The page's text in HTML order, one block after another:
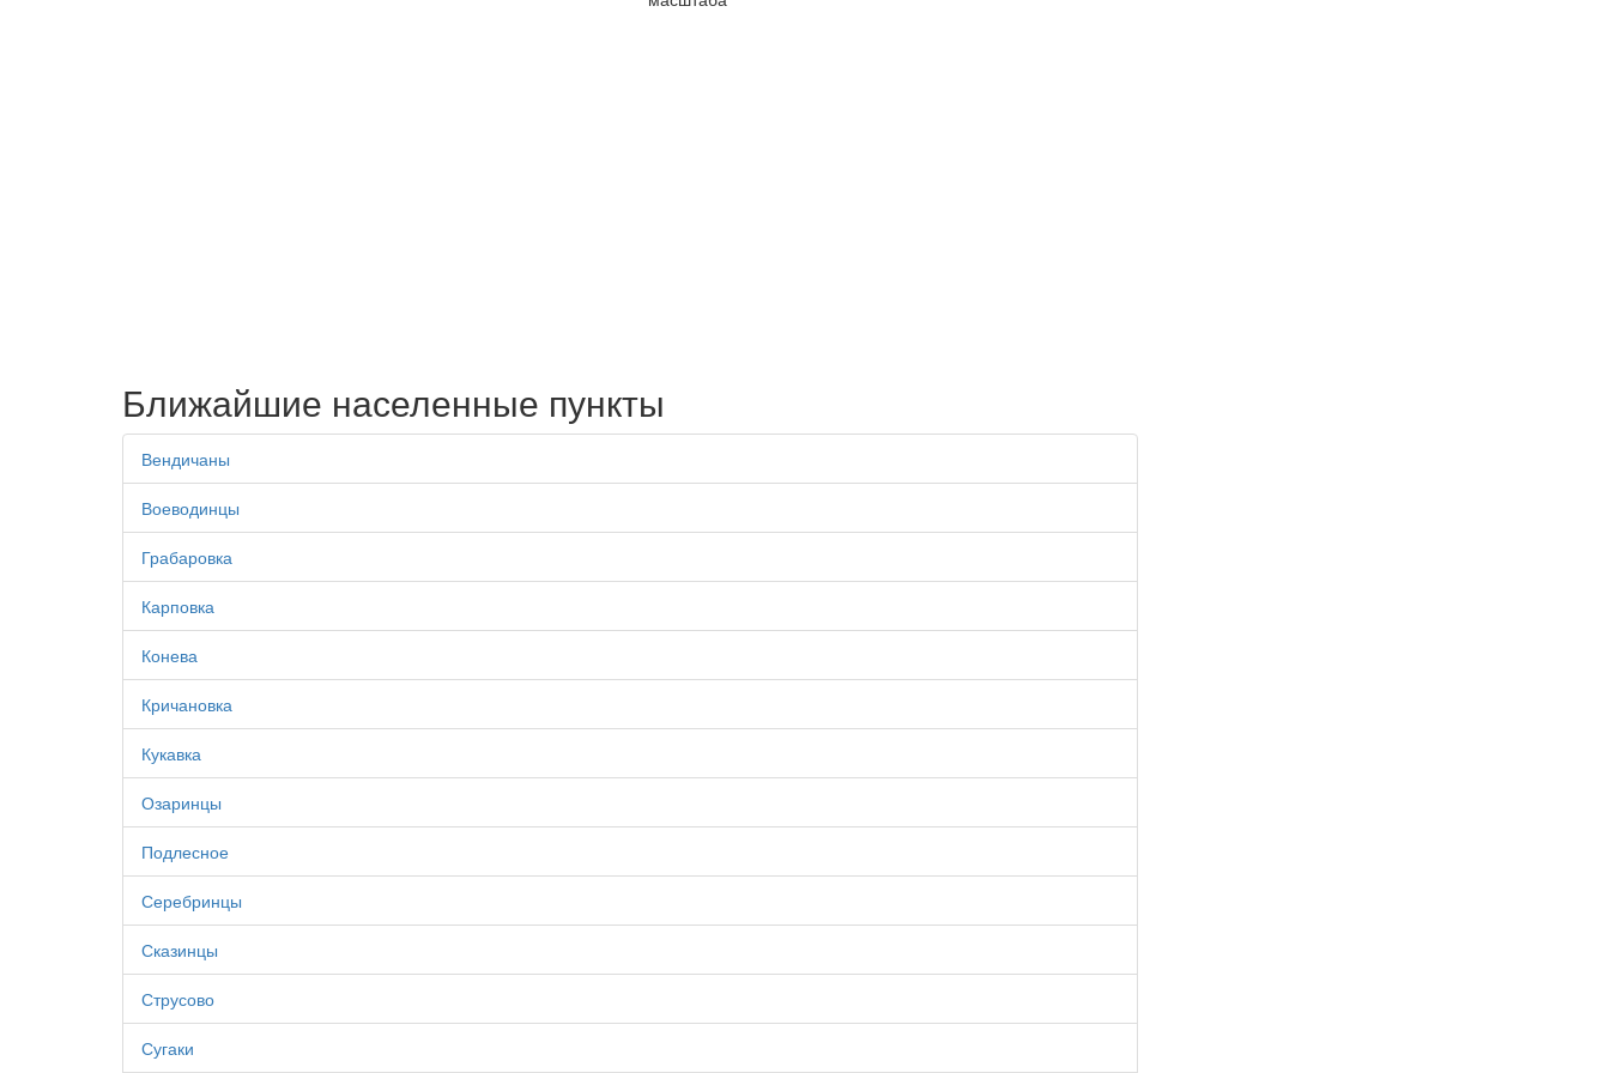
Ближайшие населенные пункты
Вендичаны
Воеводинцы
Грабаровка
Карповка
Конева
Кричановка
Кукавка
Озаринцы
Подлесное
Серебринцы
Сказинцы
Струсово
Сугаки